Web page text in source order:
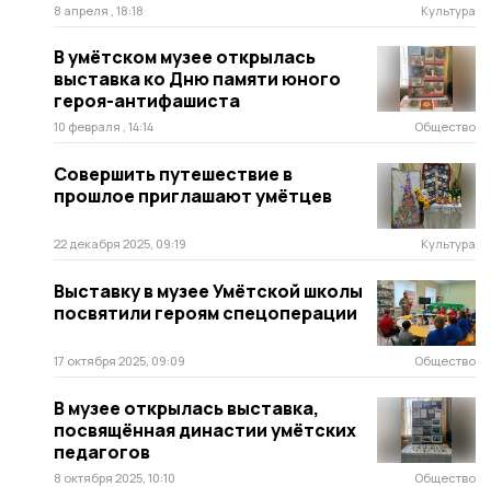
8 апреля , 18:18 Культура
В умётском музее открылась
выставка ко Дню памяти юного
героя-антифашиста
10 февраля , 14:14 Общество
Совершить путешествие в
прошлое приглашают умётцев
22 декабря 2025, 09:19 Культура
Выставку в музее Умётской школы
посвятили героям спецоперации
17 октября 2025, 09:09 Общество
В музее открылась выставка,
посвящённая династии умётских
педагогов
8 октября 2025, 10:10 Общество